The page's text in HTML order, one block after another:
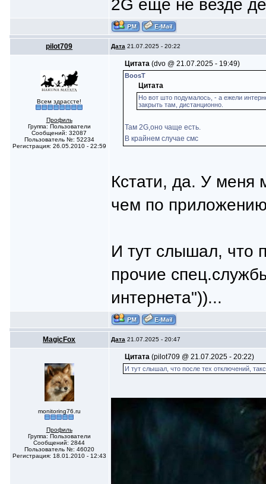
2G еще не везде
pilot709 Дата 21.07.2025 - 20:22
Всем здрассте!
Профиль
Группа: Пользователи
Сообщений: 32087
Пользователь №: 52234
Регистрация: 26.05.2010 - 22:59
Цитата (dvo @ 21.07.2025 - 19:49)
BoosT
Цитата
Но вот што подумалось, - а ежели
закрыть там, дистанционно.
Там 2G,оно чаще есть.
В крайнем случае смс
Кстати, да. У
чем по
И тут слышал, что
прочие
интернета"))...
MagicFox Дата 21.07.2025 - 20:47
monitoring76.ru
Профиль
Группа: Пользователи
Сообщений: 2844
Пользователь №: 46020
Регистрация: 18.01.2010 - 12:43
Цитата (pilot709 @ 21.07.2025 - 20:22)
И тут слышал, что после тех отключений,